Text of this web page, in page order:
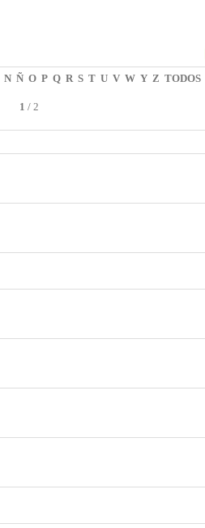
N Ñ O P Q R S T U V W Y Z TODOS
1 / 2